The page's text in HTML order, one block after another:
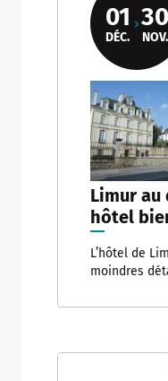
01
DÉC.
30
NOV.
Limur
hôtel
L’hôtel de
moindres